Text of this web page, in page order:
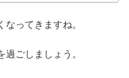
ってきますね。
ごしましょう。